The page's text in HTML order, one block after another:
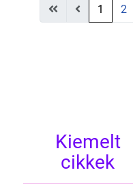
1 2
Kiemelt
cikkek